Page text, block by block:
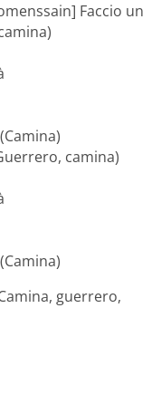
Faccio un
camina)
guerrero,